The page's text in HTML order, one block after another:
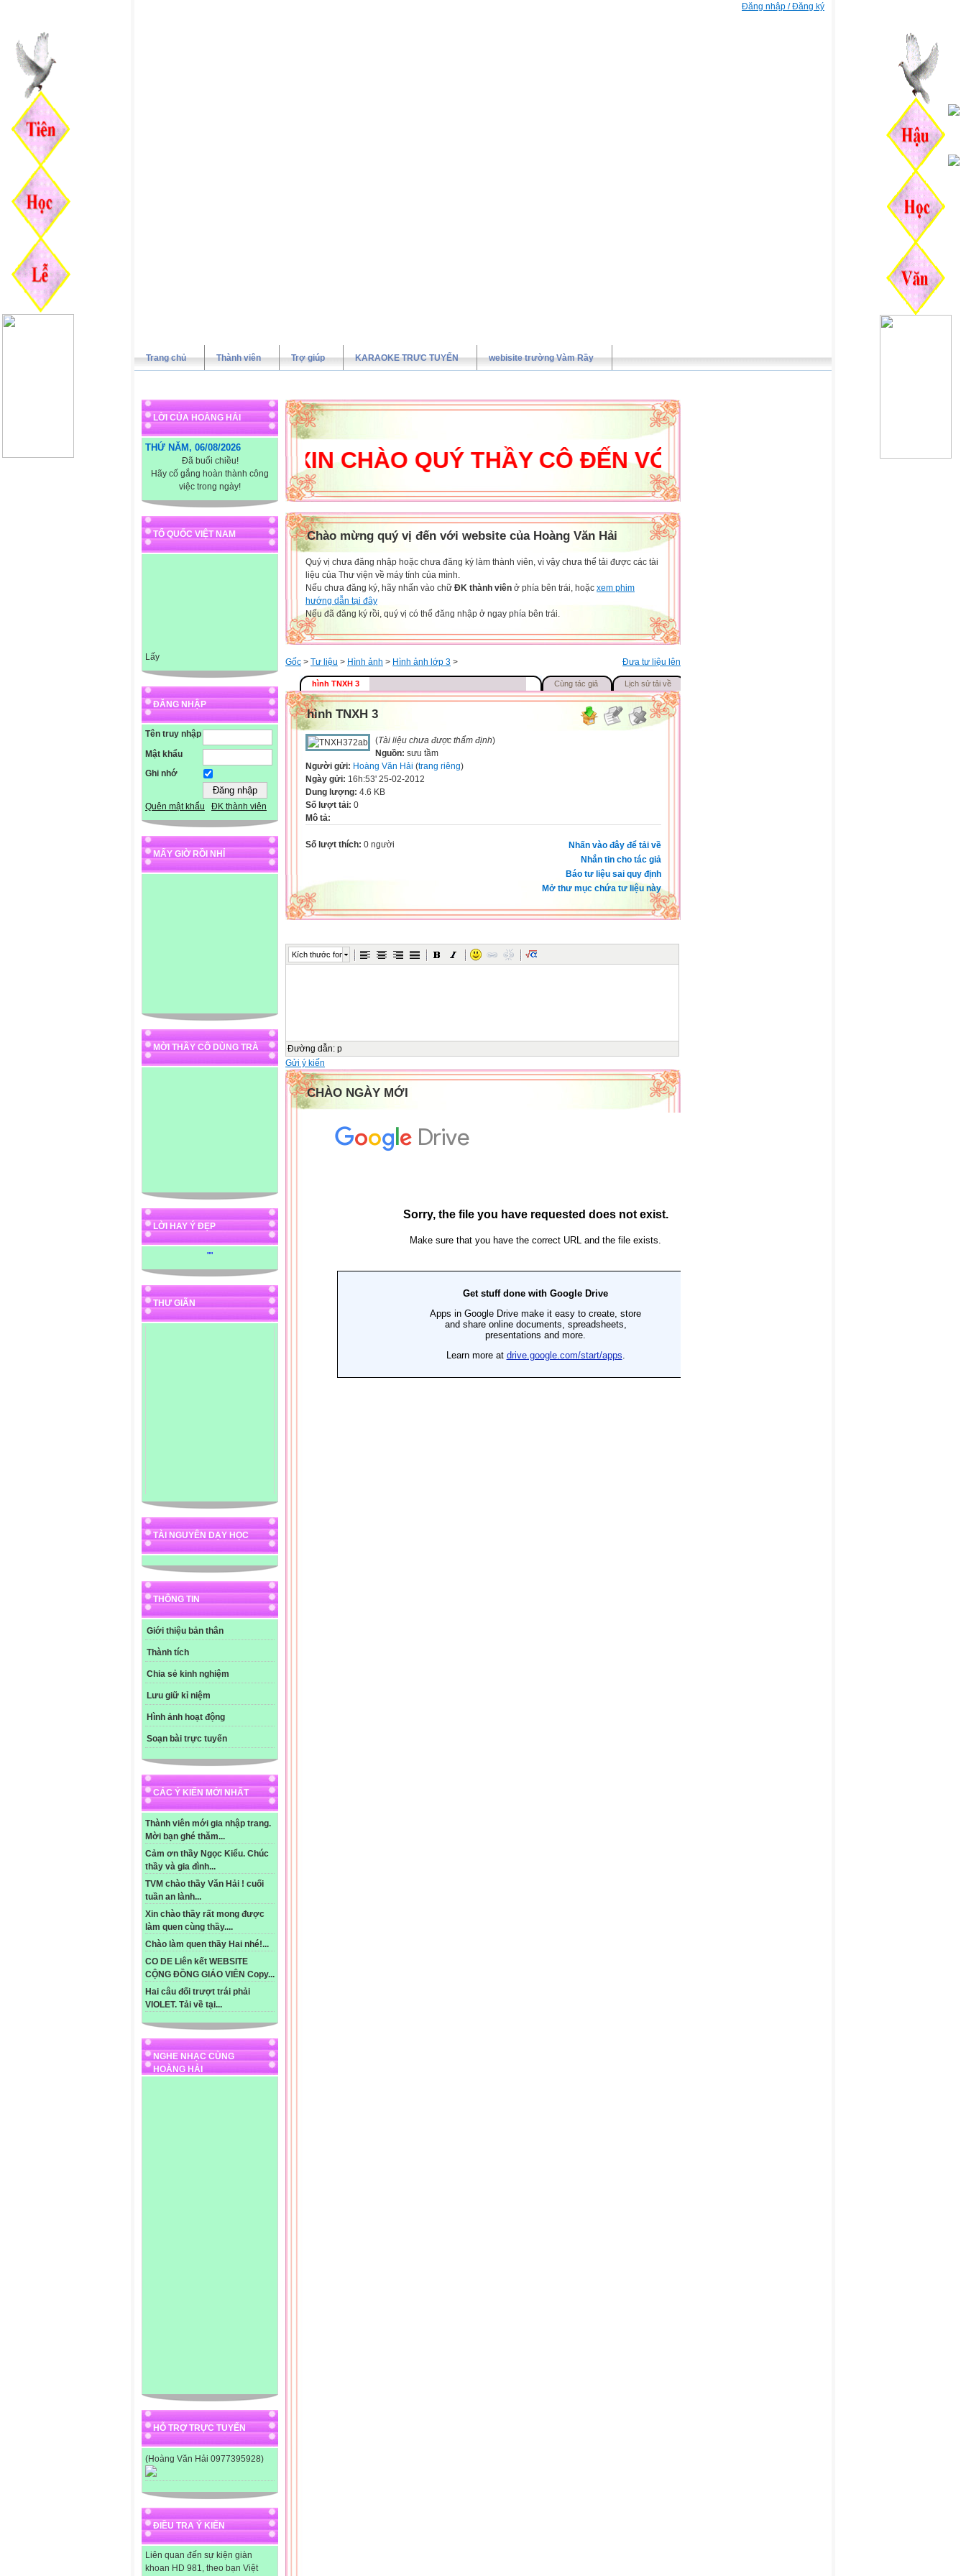
Đăng nhập / Đăng ký
Trang chủ Thành viên Trợ giúp KARAOKE TRƯC TUYẾN webisite trường Vàm Rầy
LỜI CỦA HOÀNG HẢI
THỨ NĂM, 06/08/2026
Đã buổi chiều!
Hãy cố gắng hoàn thành công
việc trong ngày!
TỔ QUỐC VIỆT NAM
Lấy
ĐĂNG NHẬP
Tên truy nhập
Mật khẩu
Ghi nhớ
Quên mật khẩu ĐK thành viên
MẤY GIỜ RỒI NHỈ
MỜI THẦY CÔ DÙNG TRÀ
LỜI HAY Ý ĐẸP
""
THƯ GIÃN
TÀI NGUYÊN DẠY HỌC
THÔNG TIN
Giới thiệu bản thân
Thành tích
Chia sẻ kinh nghiệm
Lưu giữ kỉ niệm
Hình ảnh hoạt động
Soạn bài trực tuyến
CÁC Ý KIẾN MỚI NHẤT
Thành viên mới gia nhập trang.
Mời bạn ghé thăm...
Cảm ơn thầy Ngọc Kiểu. Chúc
thầy và gia đình...
TVM chào thầy Văn Hải ! cuối
tuần an lành...
Xin chào thầy rất mong được
làm quen cùng thầy....
Chào làm quen thầy Hai nhé!...
CO DE Liên kết WEBSITE
CỘNG ĐỒNG GIÁO VIÊN Copy...
Hai câu đối trượt trái phải
VIOLET. Tải về tại...
NGHE NHẠC CÙNG
HOÀNG HẢI
HỖ TRỢ TRỰC TUYẾN
(Hoàng Văn Hải 0977395928)
ĐIỀU TRA Ý KIẾN
Liên quan đến sự kiện giàn
khoan HD 981, theo bạn Việt
XIN CHÀO QUÝ THẦY CÔ ĐẾN VỚI WEBSITE CỦA HOÀNG HẢI
Chào mừng quý vị đến với website của Hoàng Văn Hải
Quý vị chưa đăng nhập hoặc chưa đăng ký làm thành viên, vì vậy chưa thể tải được các tài
liệu của Thư viện về máy tính của mình.
Nếu chưa đăng ký, hãy nhấn vào chữ ĐK thành viên ở phía bên trái, hoặc xem phim
hướng dẫn tại đây
Nếu đã đăng ký rồi, quý vị có thể đăng nhập ở ngay phía bên trái.
Đưa tư liệu lên
Gốc > Tư liệu > Hình ảnh > Hình ảnh lớp 3 >
hình TNXH 3 Cùng tác giả Lịch sử tải về
hình TNXH 3
(Tài liệu chưa được thẩm định)
Nguồn: sưu tầm
Người gửi: Hoàng Văn Hải (trang riêng)
Ngày gửi: 16h:53' 25-02-2012
Dung lượng: 4.6 KB
Số lượt tải: 0
Mô tả:
Nhấn vào đây để tải về
Nhắn tin cho tác giả
Báo tư liệu sai quy định
Mở thư mục chứa tư liệu này
Số lượt thích: 0 người
Kích thước font
Đường dẫn: p
Gửi ý kiến
CHÀO NGÀY MỚI